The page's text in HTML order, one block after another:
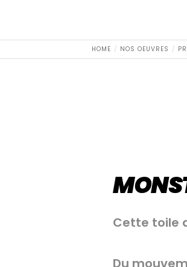
HOME NOS OEUVRES
Cette toile
Du